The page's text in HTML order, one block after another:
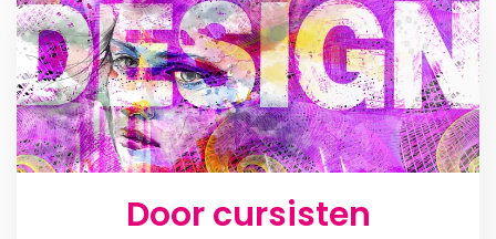
Door cursisten